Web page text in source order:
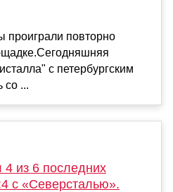
проиграли повторно
с петербургским
со ...
4 из 6 последних
с «Северсталью».